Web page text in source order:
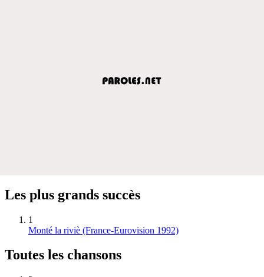
Les plus grands succès
1
Monté la riviè (France-Eurovision 1992)
Toutes les chansons